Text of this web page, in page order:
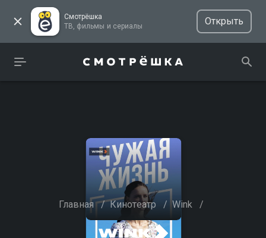
Смотрёшка
ТВ, фильмы и сериалы
Открыть
Главная / Кинотеатр / Wink /